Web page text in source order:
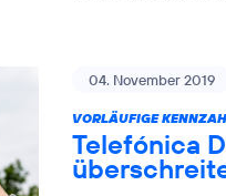
04. November 2019
VORLÄUFIGE
Telefónica